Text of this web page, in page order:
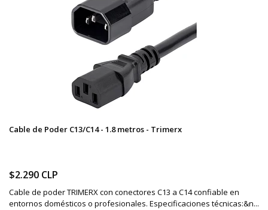
Cable de Poder C13/C14 - 1.8 metros - Trimerx
$2.290 CLP
Cable de poder TRIMERX con conectores C13 a C14 confiable en
entornos domésticos o profesionales. Especificaciones técnicas:&n...